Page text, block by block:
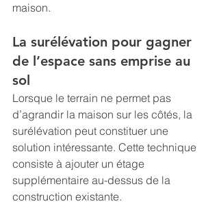
maison.
La surélévation pour gagner
de l’espace sans emprise au
sol
Lorsque le terrain ne permet pas
d’agrandir la maison sur les côtés, la
surélévation peut constituer une
solution intéressante. Cette technique
consiste à ajouter un étage
supplémentaire au-dessus de la
construction existante.